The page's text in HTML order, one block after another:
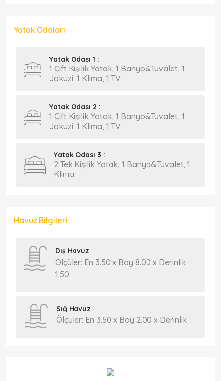
Yatak Odaları
Yatak Odası 1 :
1 Çift Kişilik Yatak, 1 Banyo&Tuvalet, 1
Jakuzi, 1 Klima, 1 TV
Yatak Odası 2 :
1 Çift Kişilik Yatak, 1 Banyo&Tuvalet, 1
Jakuzi, 1 Klima, 1 TV
Yatak Odası 3 :
2 Tek Kişilik Yatak, 1 Banyo&Tuvalet, 1
Klima
Havuz Bilgileri
Dış Havuz
Ölçüler: En 3.50 x Boy 8.00 x Derinlik
1.50
Sığ Havuz
Ölçüler: En 3.50 x Boy 2.00 x Derinlik